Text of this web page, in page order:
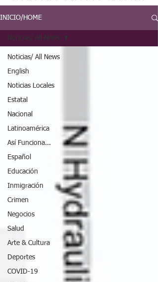
INICIO/HOME
Noticias/ All News
English
Noticias Locales
Estatal
Nacional
Latinoamérica
Así Funciona...
Español
Educación
Inmigración
Crimen
Negocios
Salud
Arte & Cultura
Deportes
COVID-19
Noticias/ All News